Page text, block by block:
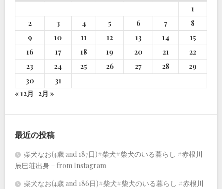
1
2
3 4 5 6 7
8
9
10 11 12 13 14
15
16
17 18 19 20 21
22
23
24 25 26 27 28
29
30
31
« 12月 2月 »
最近の投稿
柴犬なお(4歳 and 187日)#柴犬#柴犬のいる暮らし #赤根川
辰巳荘出身 – from Instagram
柴犬なお(4歳 and 186日)#柴犬#柴犬のいる暮らし #赤根川